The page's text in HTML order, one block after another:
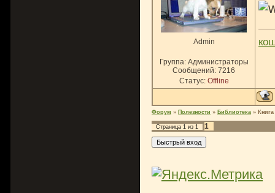
Admin
Группа: Администраторы
Сообщений: 7216
Статус: Offline
Форум » Полезности » Библиотека »
Страница 1 из 1 1